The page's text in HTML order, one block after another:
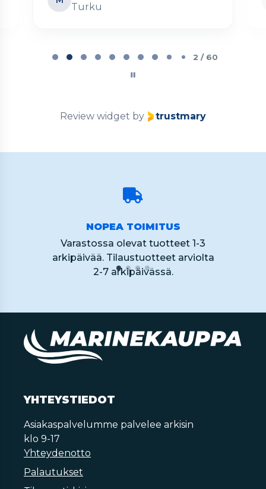
Turku
2 / 60
Review widget by trustmary
NOPEA TOIMITUS
Varastossa olevat tuotteet 1-3
arkipäivää. Tilaustuotteet arviolta
2-7 arkipäivässä.
YHTEYSTIEDOT
Asiakaspalvelumme palvelee arkisin
klo 9-17
Yhteydenotto
Palautukset